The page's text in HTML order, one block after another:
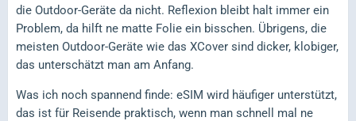
die Outdoor-Geräte da nicht. Reflexion bleibt halt immer ein
Problem, da hilft ne matte Folie ein bisschen. Übrigens, die
meisten Outdoor-Geräte wie das XCover sind dicker, klobiger,
das unterschätzt man am Anfang.
Was ich noch spannend finde: eSIM wird häufiger unterstützt,
das ist für Reisende praktisch, wenn man schnell mal ne